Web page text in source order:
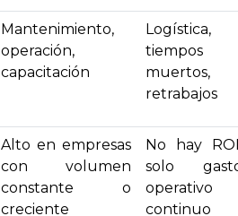
Mantenimiento,
operación,
capacitación
Logística,
tiempos
muertos,
retrabajos
Alto en empresas
con volumen
constante o
creciente
No hay
solo
operativo
continuo